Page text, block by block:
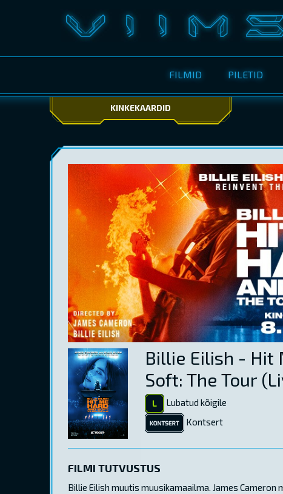
FILMID PILETID
KINKEKAARDID
Billie Eilish - Hit
Soft: The Tour
Lubatud kõigile
Kontsert
FILMI TUTVUSTUS
Billie Eilish muutis muusikamaailma. James